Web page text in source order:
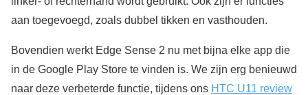
aan toegevoegd, zoals dubbel tikken en vasthouden.
Bovendien werkt Edge Sense 2 nu met bijna elke app die
in de Google Play Store te vinden is. We zijn erg benieuwd
naar deze verbeterde functie, tijdens ons HTC U11 review